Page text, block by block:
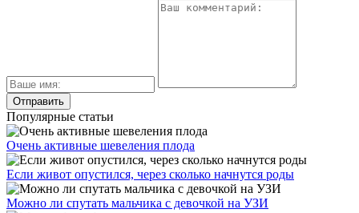
Популярные статьи
Очень активные шевеления плода
Если живот опустился, через сколько начнутся роды
Можно ли спутать мальчика с девочкой на УЗИ